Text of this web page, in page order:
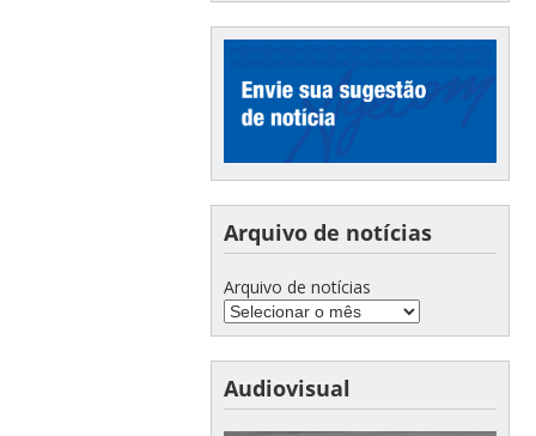
Arquivo de notícias
Arquivo de notícias
Audiovisual